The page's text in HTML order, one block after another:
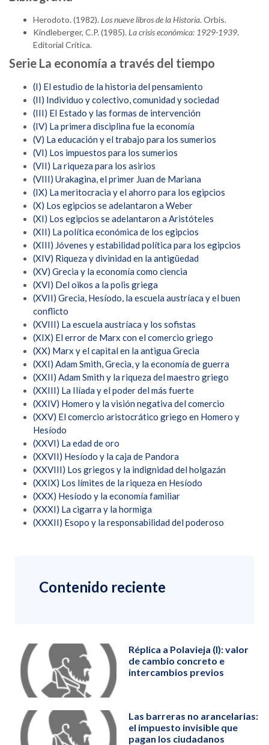
Herodoto. (1982).Los nueve libros de la Historia. Orbis.
Kindleberger, C.P. (1985).La crisis económica: 1929-1939.
Editorial Crítica.
Serie La economía a través del tiempo
(I) El estudio de la historia del pensamiento
(II) Individuo y colectivo, comunidad y sociedad
(III) El Estado y las formas de intervención
(IV) La primera disciplina fue la economía
(V) La educación y el trabajo para los sumerios
(VI) Los impuestos para los sumerios
(VII) La riqueza para los asirios
(VIII) Urakagina, el primer Juan de Mariana
(IX) La meritocracia y el ahorro para los egipcios
(X) Los egipcios se adelantaron a Weber
(XI) Los egipcios se adelantaron a Aristóteles
(XII) La política económica de los egipcios
(XIII) Jóvenes y estabilidad política para los egipcios
(XIV) Riqueza y divinidad en la antigüedad
(XV) Grecia y la economía como ciencia
(XVI) Del oikos a la polis griega
(XVII) Grecia, Hesíodo, la escuela austríaca y el buen
conflicto
(XVIII) La escuela austríaca y los sofistas
(XIX) El error de Marx con el comercio griego
(XX) Marx y el capital en la antigua Grecia
(XXI) Adam Smith, Grecia, y la economía de guerra
(XXII) Adam Smith y la riqueza del maestro griego
(XXIII) La Ilíada y el poder del más fuerte
(XXIV) Homero y la visión negativa del comercio
(XXV) El comercio aristocrático griego en Homero y
Hesíodo
(XXVI) La edad de oro
(XXVII) Hesíodo y la caja de Pandora
(XXVIII) Los griegos y la indignidad del holgazán
(XXIX) Los límites de la riqueza en Hesíodo
(XXX) Hesíodo y la economía familiar
(XXXI) La cigarra y la hormiga
(XXXII) Esopo y la responsabilidad del poderoso
Contenido reciente
Réplica a Polavieja (I): valor
de cambio concreto e
intercambios previos
Las barreras no arancelarias:
el impuesto invisible que
pagan los ciudadanos